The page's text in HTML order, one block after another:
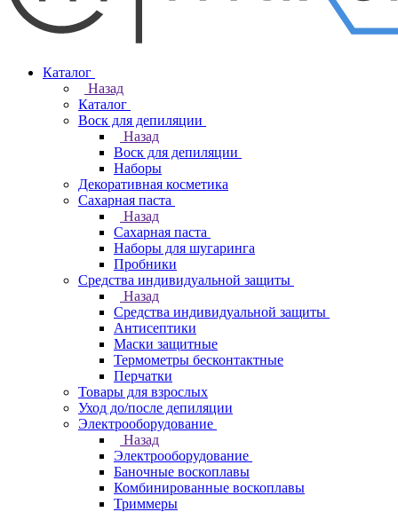
Каталог
Назад
Каталог
Воск для депиляции
Назад
Воск для депиляции
Наборы
Декоративная косметика
Сахарная паста
Назад
Сахарная паста
Наборы для шугаринга
Пробники
Средства индивидуальной защиты
Назад
Средства индивидуальной защиты
Антисептики
Маски защитные
Термометры бесконтактные
Перчатки
Товары для взрослых
Уход до/после депиляции
Электрооборудование
Назад
Электрооборудование
Баночные воскоплавы
Комбинированные воскоплавы
Триммеры